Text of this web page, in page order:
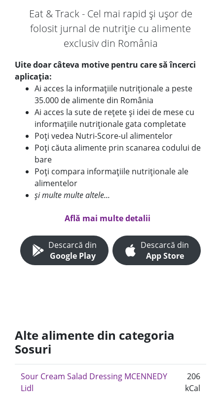
Eat & Track - Cel mai rapid și ușor de
folosit jurnal de nutriție cu alimente
exclusiv din România
Uite doar câteva motive pentru care să încerci
aplicația:
Ai acces la informațiile nutriționale a peste
35.000 de alimente din România
Ai acces la sute de rețete și idei de mese cu
informațiile nutriționale gata completate
Poți vedea Nutri-Score-ul alimentelor
Poți căuta alimente prin scanarea codului de
bare
Poți compara informațiile nutriționale ale
alimentelor
și multe multe altele...
Află mai multe detalii
Descarcă din
Google Play
Descarcă din
App Store
Alte alimente din categoria
Sosuri
Sour Cream Salad Dressing MCENNEDY
Lidl
206
kCal